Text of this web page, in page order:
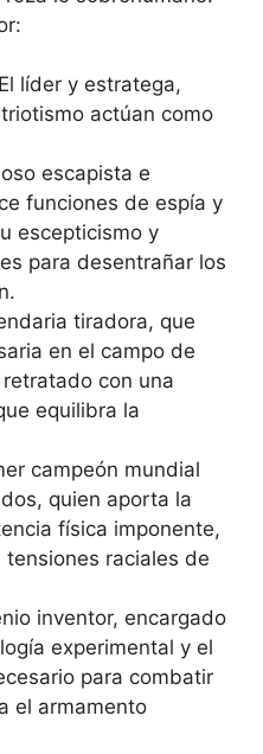
líder y estratega,
actúan como
escapista e
funciones de espía y
escepticismo y
para desentrañar los
tiradora, que
en el campo de
con una
equilibra la
campeón mundial
quien aporta la
física imponente,
raciales de
inventor, encargado
experimental y el
para combatir
el armamento